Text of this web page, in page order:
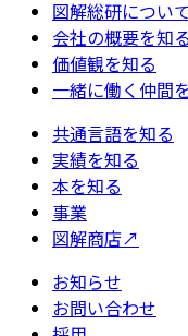
図解総研につい
会社の概要を知る
価値観を知る
一緒に働く仲間
共通言語を知る
実績を知る
本を知る
事業
図解商店↗
お知らせ
お問い合わせ